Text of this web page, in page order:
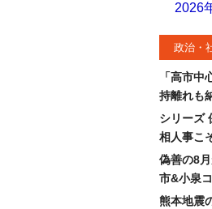
2026
政治・
「高市
持離れも
シリーズ
相人事こ
偽善の8
市&小泉
熊本地震